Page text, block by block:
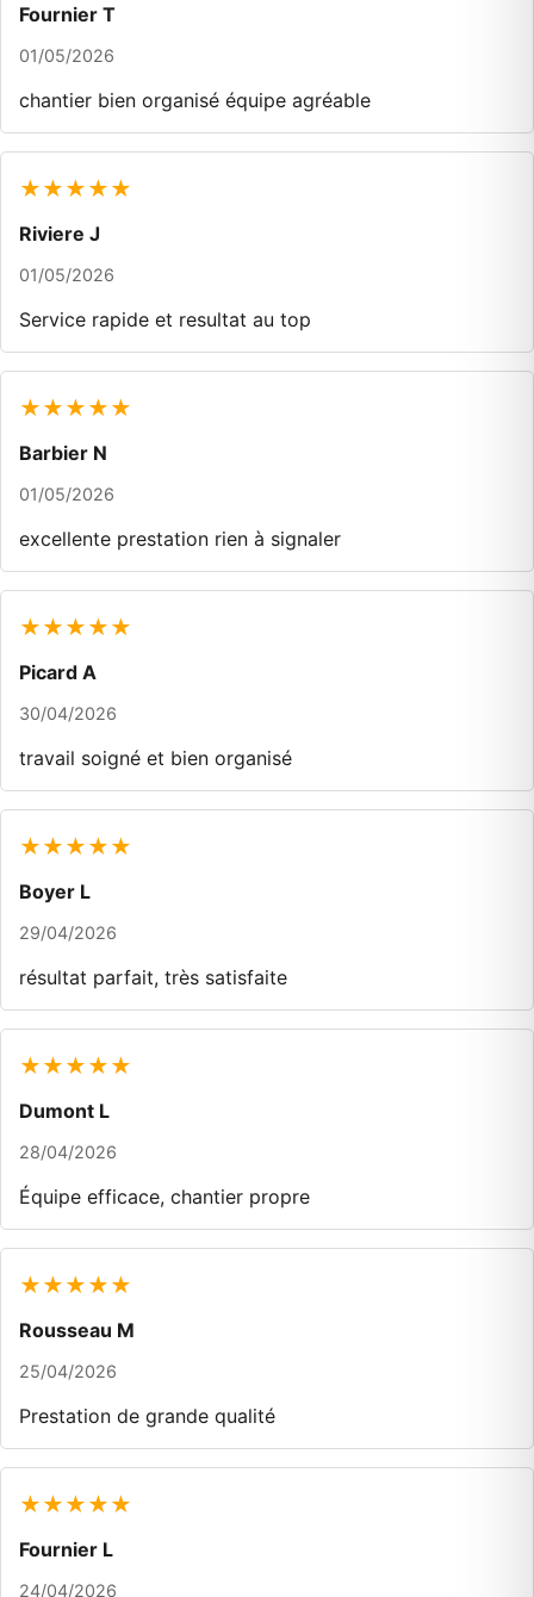
Fournier T
01/05/2026
chantier bien organisé équipe agréable
★★★★★
Riviere J
01/05/2026
Service rapide et resultat au top
★★★★★
Barbier N
01/05/2026
excellente prestation rien à signaler
★★★★★
Picard A
30/04/2026
travail soigné et bien organisé
★★★★★
Boyer L
29/04/2026
résultat parfait, très satisfaite
★★★★★
Dumont L
28/04/2026
Équipe efficace, chantier propre
★★★★★
Rousseau M
25/04/2026
Prestation de grande qualité
★★★★★
Fournier L
24/04/2026